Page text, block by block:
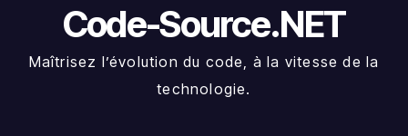
Code-Source.NET
Maîtrisez l’évolution du code, à la vitesse de la
technologie.